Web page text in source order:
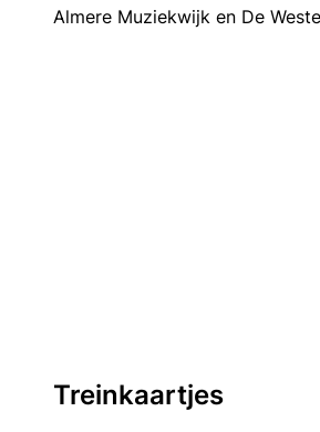
Almere Muziekwijk en De
Treinkaartjes